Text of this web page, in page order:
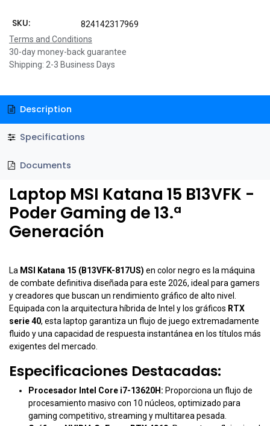
SKU:
824142317969
Terms and Conditions
30-day money-back guarantee
Shipping: 2-3 Business Days
Description
Specifications
Documents
Laptop MSI Katana 15 B13VFK -
Poder Gaming de 13.ª
Generación
La MSI Katana 15 (B13VFK-817US) en color negro es la máquina
de combate definitiva diseñada para este 2026, ideal para gamers
y creadores que buscan un rendimiento gráfico de alto nivel.
Equipada con la arquitectura híbrida de Intel y los gráficos RTX
serie 40, esta laptop garantiza un flujo de juego extremadamente
fluido y una capacidad de respuesta instantánea en los títulos más
exigentes del mercado.
Especificaciones Destacadas:
Procesador Intel Core i7-13620H: Proporciona un flujo de
procesamiento masivo con 10 núcleos, optimizado para
gaming competitivo, streaming y multitarea pesada.